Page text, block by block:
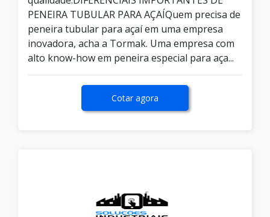
PENEIRA TUBULAR PARA AÇAÍQuem precisa de
peneira tubular para açaí em uma empresa
inovadora, acha a Tormak. Uma empresa com
alto know-how em peneira especial para aça...
Cotar agora